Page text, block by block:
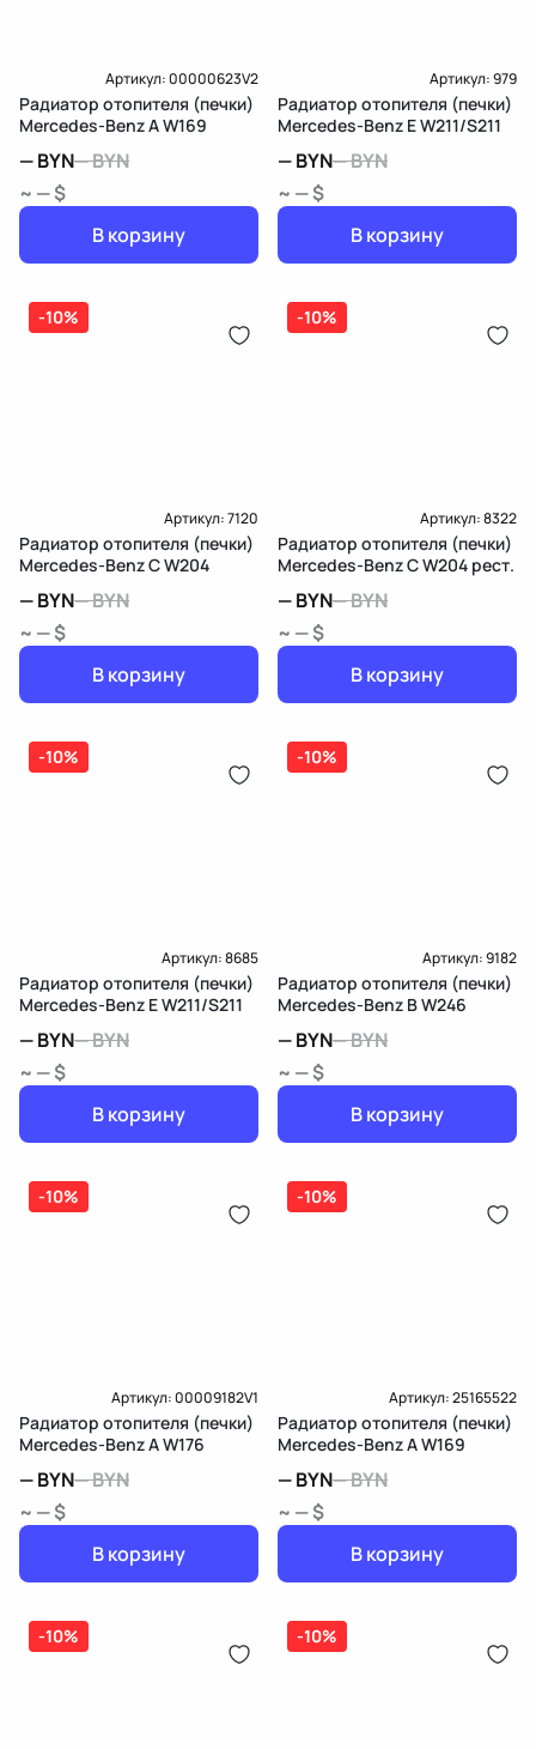
Артикул:00000623V2
Радиатор отопителя (печки)
Mercedes-Benz A W169
—BYN—BYN
~ — $
В корзину
Артикул:979
Радиатор отопителя (печки)
Mercedes-Benz E W211/S211
—BYN—BYN
~ — $
В корзину
-10%
Артикул:7120
Радиатор отопителя (печки)
Mercedes-Benz C W204
—BYN—BYN
~ — $
В корзину
-10%
Артикул:8322
Радиатор отопителя (печки)
Mercedes-Benz C W204 рест.
—BYN—BYN
~ — $
В корзину
-10%
Артикул:8685
Радиатор отопителя (печки)
Mercedes-Benz E W211/S211
—BYN—BYN
~ — $
В корзину
-10%
Артикул:9182
Радиатор отопителя (печки)
Mercedes-Benz B W246
—BYN—BYN
~ — $
В корзину
-10%
Артикул:00009182V1
Радиатор отопителя (печки)
Mercedes-Benz A W176
—BYN—BYN
~ — $
В корзину
-10%
Артикул:25165522
Радиатор отопителя (печки)
Mercedes-Benz A W169
—BYN—BYN
~ — $
В корзину
-10% -10%